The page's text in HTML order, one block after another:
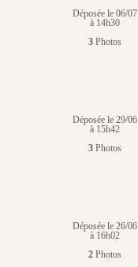
Déposée le 06/07
à 14h30
3 Photos
Déposée le 29/06
à 15h42
3 Photos
Déposée le 26/06
à 16h02
2 Photos